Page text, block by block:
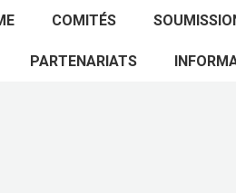
COMITÉS
PARTENARIATS
ACCUEIL
SOUMISSIONS